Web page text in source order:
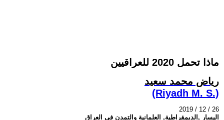
ماذا تحمل 2020 للعراقيين
رياض محمد سعيد
(Riyadh M. S.)
2019 / 12 / 26
اليسار ,الديمقراطية, العلمانية والتمدن في العراق